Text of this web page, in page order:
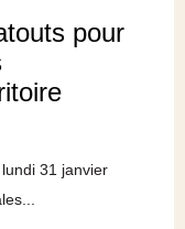
pour
31 janvier